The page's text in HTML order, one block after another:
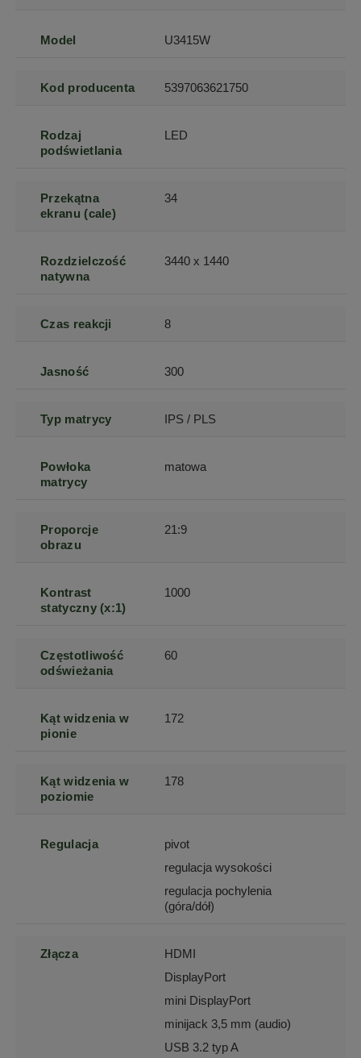
Model U3415W
Kod producenta 5397063621750
Rodzaj
podświetlania
LED
Przekątna
ekranu (cale)
34
Rozdzielczość
natywna
3440 x 1440
Czas reakcji 8
Jasność 300
Typ matrycy IPS / PLS
Powłoka
matrycy
matowa
Proporcje
obrazu
21:9
Kontrast
statyczny (x:1)
1000
Częstotliwość
odświeżania
60
Kąt widzenia w
pionie
172
Kąt widzenia w
poziomie
178
Regulacja
pivot
regulacja wysokości
regulacja pochylenia
(góra/dół)
Złącza
HDMI
DisplayPort
mini DisplayPort
minijack 3,5 mm (audio)
USB 3.2 typ A